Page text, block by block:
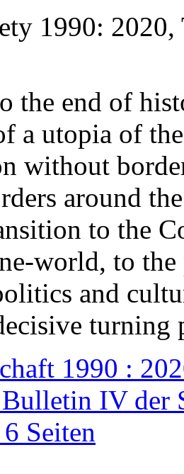
1990: 2020,
the end of
a utopia of
without
around
to the
world, to the
and
turning
1990 :
Bulletin IV der
Seiten